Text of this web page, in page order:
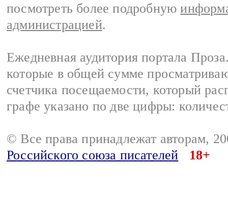
посмотреть более подробную
администрацией.
Ежедневная аудитория портала
которые в общей сумме
счетчика посещаемости, который
графе указано по две цифры:
© Все права принадлежат авторам,
Российского союза писателей
18+